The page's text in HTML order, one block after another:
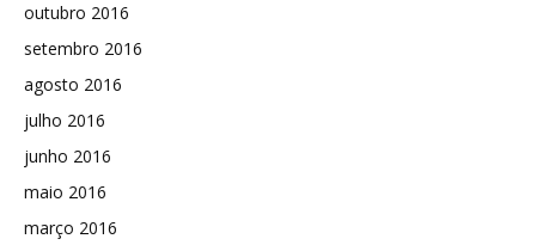
outubro 2016
setembro 2016
agosto 2016
julho 2016
junho 2016
maio 2016
março 2016